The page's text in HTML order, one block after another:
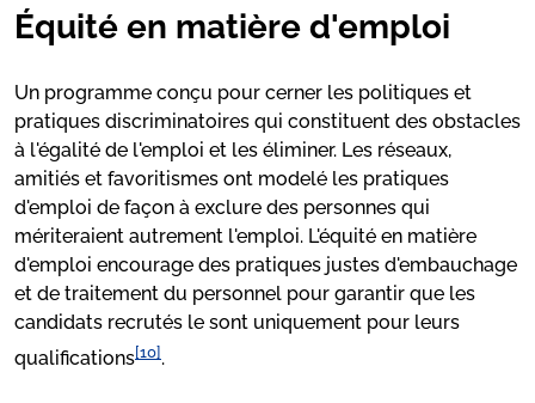
Équité en matière d'emploi
Un programme conçu pour cerner les politiques et
pratiques discriminatoires qui constituent des obstacles
à l'égalité de l'emploi et les éliminer. Les réseaux,
amitiés et favoritismes ont modelé les pratiques
d'emploi de façon à exclure des personnes qui
mériteraient autrement l'emploi. L'équité en matière
d'emploi encourage des pratiques justes d'embauchage
et de traitement du personnel pour garantir que les
candidats recrutés le sont uniquement pour leurs
qualifications[10].